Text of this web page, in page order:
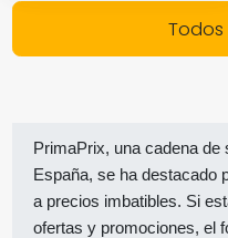
PrimaPrix, una cadena
España, se ha destacado
a precios imbatibles. Si
ofertas y promociones, el